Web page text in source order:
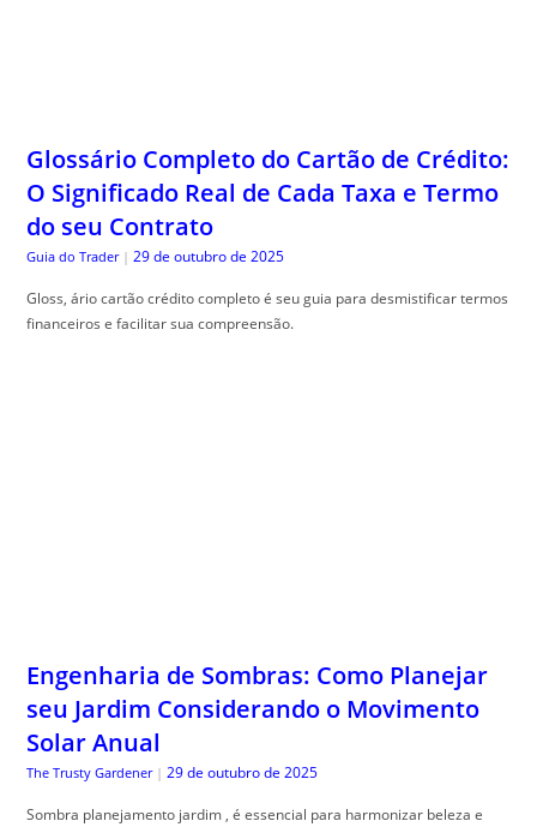
Glossário Completo do Cartão de Crédito:
O Significado Real de Cada Taxa e Termo
do seu Contrato
Guia do Trader | 29 de outubro de 2025
Gloss, ário cartão crédito completo é seu guia para desmistificar termos
financeiros e facilitar sua compreensão.
Engenharia de Sombras: Como Planejar
seu Jardim Considerando o Movimento
Solar Anual
The Trusty Gardener | 29 de outubro de 2025
Sombra planejamento jardim , é essencial para harmonizar beleza e